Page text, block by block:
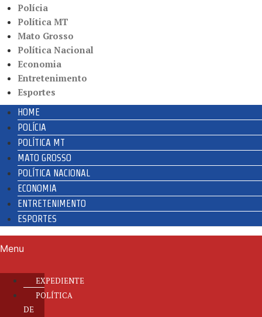
Polícia
Política MT
Mato Grosso
Política Nacional
Economia
Entretenimento
Esportes
HOME
POLÍCIA
POLÍTICA MT
MATO GROSSO
POLÍTICA NACIONAL
ECONOMIA
ENTRETENIMENTO
ESPORTES
Menu
EXPEDIENTE
POLÍTICA
DE